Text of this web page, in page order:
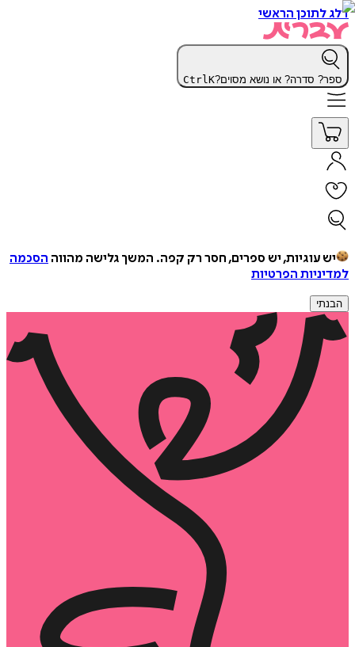
דלג לתוכן הראשי
ספר? סדרה? או נושא מסוים? CtrlK
יש עוגיות, יש ספרים, חסר רק קפה. המשך גלישה מהווה הסכמה
למדיניות הפרטיות
הבנתי